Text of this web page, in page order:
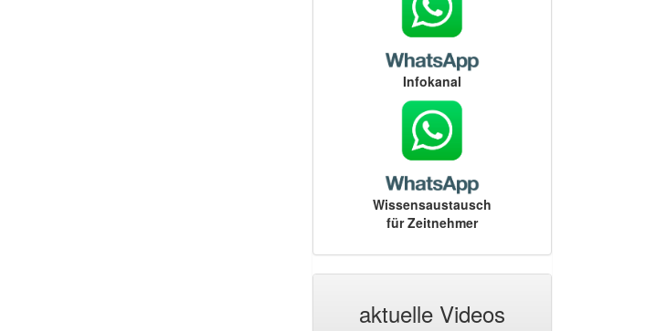
Infokanal
Wissensaustausch
für Zeitnehmer
aktuelle Videos